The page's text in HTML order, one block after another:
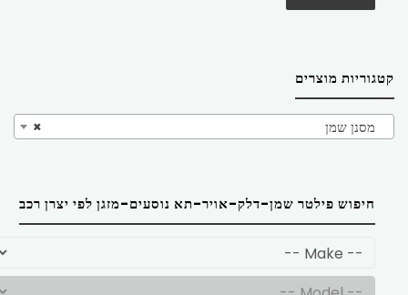
קטגוריות מוצרים
× מסנן שמן
חיפוש פילטר שמן-דלק-אויר-תא נוסעים-מזגן לפי יצרן רכב